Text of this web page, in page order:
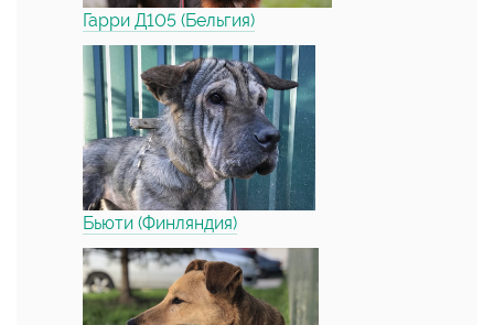
Гарри Д105 (Бельгия)
Бьюти (Финляндия)